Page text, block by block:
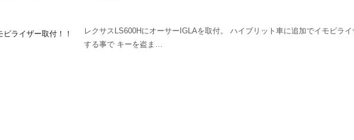
レクサスLS600HにオーサーIGLAを取付。 ハイブリット車に追加でイモビラ
する事で キーを盗ま…